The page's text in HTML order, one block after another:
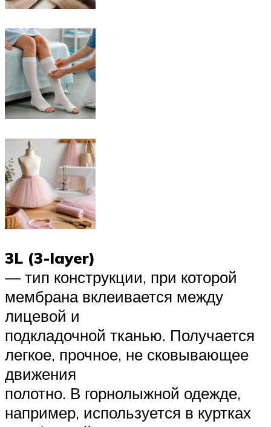
3L (3-layer)
— тип конструкции, при которой
мембрана вклеивается между
лицевой и
подкладочной тканью. Получается
легкое, прочное, не сковывающее
движения
полотно. В горнолыжной одежде,
например, используется в куртках